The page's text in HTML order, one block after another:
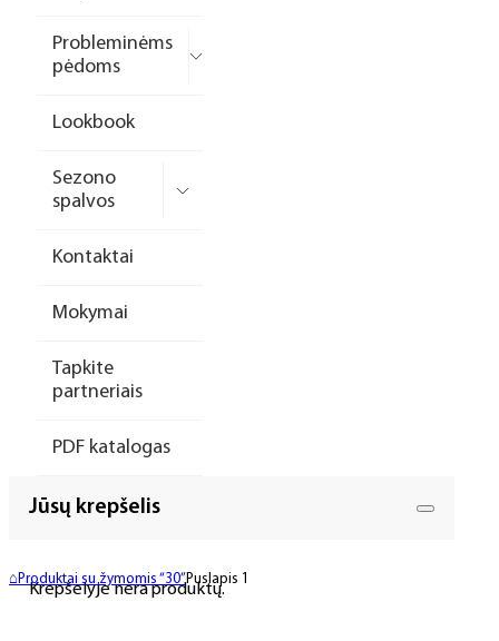
Probleminėms
pėdoms
Lookbook
Sezono
spalvos
Kontaktai
Mokymai
Tapkite
partneriais
PDF katalogas
Jūsų krepšelis
Krepšelyje nėra produktų.
⌂ Produktai su žymomis “30”Puslapis 1